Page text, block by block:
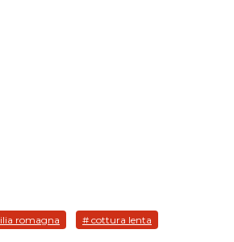
romagna # cottura lenta